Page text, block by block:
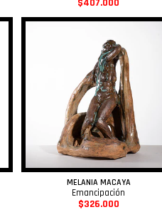
$407.000
MELANIA MACAYA
Emancipación
$326.000